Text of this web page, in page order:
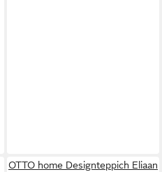
OTTO home Designteppich Eliaan